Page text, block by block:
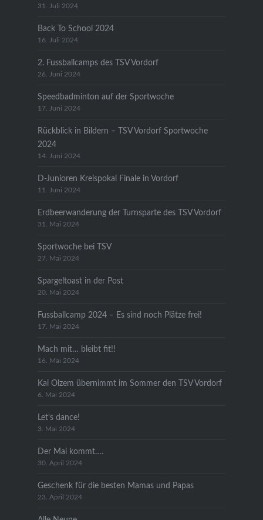
31. Juli 2024
Back To School 2024
16. Juli 2024
2. Fussballcamps des TSV Vordorf
26. Juni 2024
Speedbadminton auf der Sportwoche
17. Juni 2024
Rückblick in Bildern – TSV Vordorf Sportwoche
2024
14. Juni 2024
D-Junioren Kreispokal Finale in Vordorf
11. Juni 2024
Erdbeerwanderung der Turnsparte des TSV Vordorf
31. Mai 2024
Sportwoche bei TSV
27. Mai 2024
Spargeltoast in der Post
20. Mai 2024
Fussballcamp 2024 – Es sind noch Plätze frei!
17. Mai 2024
Mach mit… bleibt fit!!
16. Mai 2024
Kai Olzem übernimmt im Sommer den TSV Vordorf
6. Mai 2024
Let’s dance!
3. Mai 2024
Der Mai kommt….
30. April 2024
Geschenk für die besten Mamas und Papas
23. April 2024